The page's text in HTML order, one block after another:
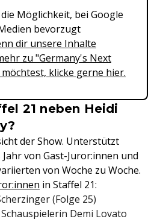
Möglichkeit, bei Google
bevorzugt
dir unsere Inhalte
zu "Germany's Next
klicke gerne hier.
21 neben Heidi
der Show. Unterstützt
von Gast-Juror:innen und
von Woche zu Woche.
in Staffel 21:
(Folge 25)
Demi Lovato